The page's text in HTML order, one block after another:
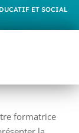
ET SOCIAL
formatrice